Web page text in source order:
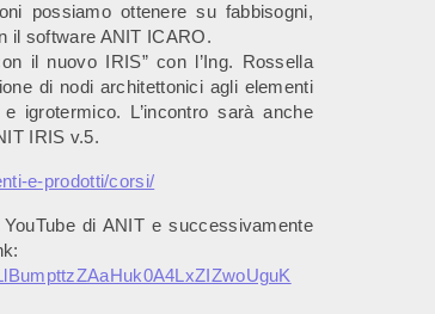
possiamo ottenere su fabbisogni,
il software ANIT ICARO.
il nuovo IRIS” con l’Ing. Rossella
di nodi architettonici agli elementi
igrotermico. L’incontro sarà anche
IRIS v.5.
e-prodotti/corsi/
di ANIT e successivamente